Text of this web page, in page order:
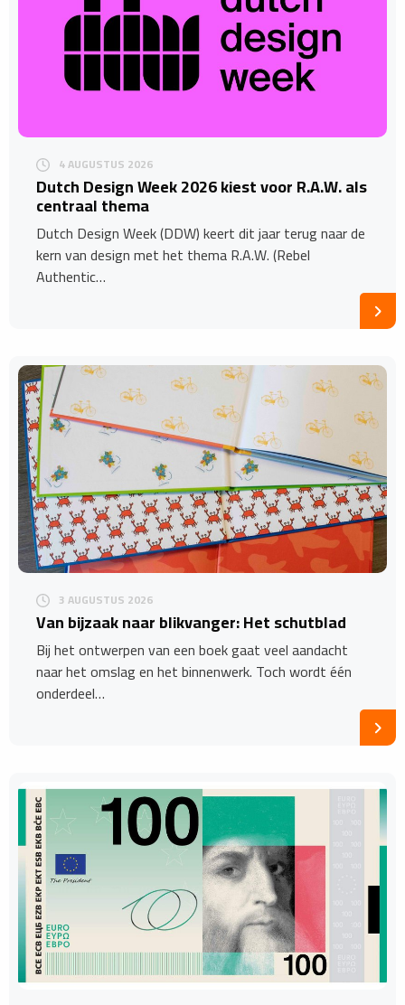
4 AUGUSTUS 2026
Dutch Design Week 2026 kiest voor R.A.W. als
centraal thema
Dutch Design Week (DDW) keert dit jaar terug naar de
kern van design met het thema R.A.W. (Rebel
Authentic…
3 AUGUSTUS 2026
Van bijzaak naar blikvanger: Het schutblad
Bij het ontwerpen van een boek gaat veel aandacht
naar het omslag en het binnenwerk. Toch wordt één
onderdeel…